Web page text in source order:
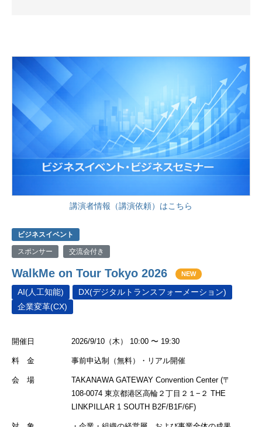
講演者情報（講演依頼）はこちら
ビジネスイベント
スポンサー 交流会付き
WalkMe on Tour Tokyo 2026 NEW
AI(人工知能)
DX(デジタルトランスフォーメーション)
企業変革(CX)
開催日 2026/9/10（木） 10:00 〜 19:30
料 金 事前申込制（無料）・リアル開催
会 場
TAKANAWA GATEWAY Convention Center (〒
108-0074 東京都港区高輪２丁目２１−２ THE
LINKPILLAR 1 SOUTH B2F/B1F/6F)